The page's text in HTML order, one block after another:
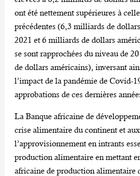
ont été nettement supérieures à
précédentes (6,3 milliards de
2021 et 6 milliards de dollars
se sont rapprochées du niveau de
de dollars américains), inversant
l’impact de la pandémie de Covid-
approbations de ces dernières
La Banque africaine de
crise alimentaire du continent et
l’approvisionnement en intrants
production alimentaire en mettant
africaine de production alimentaire